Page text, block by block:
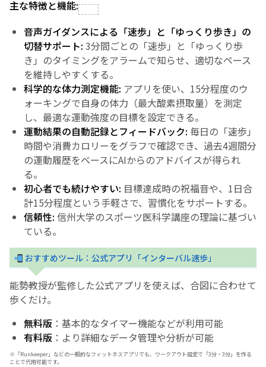
主な特徴と機能:
音声ガイダンスによる「速歩」と「ゆっくり歩き」の
切替サポート: 3分間ごとの「速歩」と「ゆっくり歩
き」のタイミングをアラームで知らせ、適切なペース
を維持しやすくする。
科学的な体力測定機能: アプリを使い、15分程度のウ
ォーキングで自身の体力（最大酸素摂取量）を測定
し、最適な運動強度の目標を設定できる。
運動結果の自動記録とフィードバック: 毎日の「速歩」
時間や消費カロリーをグラフで確認でき、過去4週間分
の運動履歴をベースにAIからのアドバイスが得られ
る。
初心者でも続けやすい: 目標達成時の祝福音や、1日合
計15分程度という手軽さで、習慣化をサポートする。
信頼性: 信州大学のスポーツ医科学講座の理論に基づい
ている。
おすすめツール：公式アプリ「インターバル速歩」
能勢教授が監修した公式アプリを使えば、合図に合わせて
歩くだけ。
無料版 ：基本的なタイマー機能などが利用可能
有料版 ：より詳細なデータ管理や分析が可能
※「Runkeeper」などの一般的なフィットネスアプリでも、ワークアウト設定で「3分・3分」を作る
ことで代用可能です。